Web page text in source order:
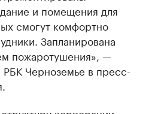
и помещения для
смогут комфортно
Запланирована
пожаротушения», —
Черноземье в пресс-